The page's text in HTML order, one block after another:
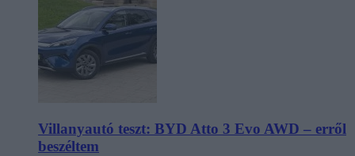
Villanyautó teszt: BYD Atto 3 Evo AWD – erről
beszéltem